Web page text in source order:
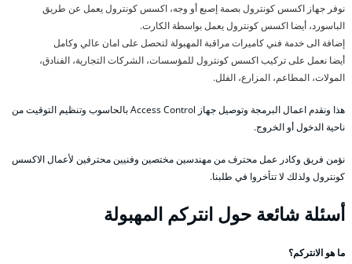
نوفر جهاز اكسس كونترول بصمة إصبع أو وجه، اكسس كونترول يعمل عن طريق
الباسورد، أيضا اكسس كونترول يعمل بواسطة الكارت.
إضافة الى خدمة فني كاميرات مراقبة المهبولة لتحصل على امان عالي وكامل
أيضا نعمل على تركيب اكسس كونترول للمؤسسات، الشركات التجارية، الفنادق،
المولات، المطاعم، المزارع، الفلل.
هذا ونقدم اعمال البرمجة وتوصيل جهاز Access Control بالحاسوب وتنظيم التوقيت من
ناحية الدخول أو الخروج.
نؤمن فريق وكادر عمل محترف من مهندسين مختصين وفنيين محترفين لأعمال الاكسس
كونترول ولذلك لا تتأخروا في طلبنا.
أسئلة شائعة حول انتركم المهبولة
ما هو الانتركم؟